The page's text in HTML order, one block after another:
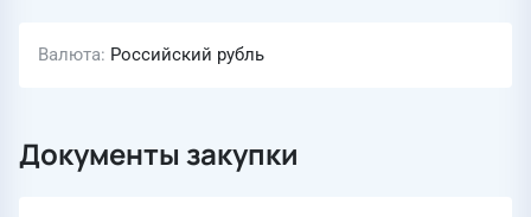
Валюта Российский рубль
Документы закупки